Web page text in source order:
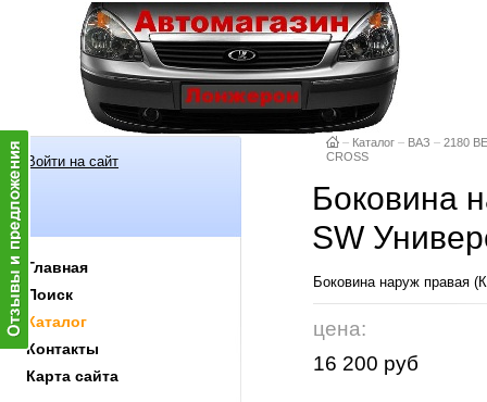
Войти на сайт
Главная
Поиск
Каталог
Контакты
Карта сайта
– Каталог – ВАЗ – 2180
CROSS
Боковина
SW
Боковина наруж правая
цена:
16 200 руб